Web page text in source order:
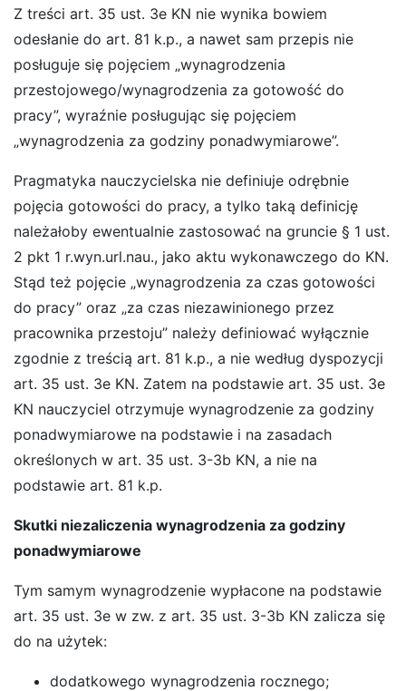
Z treści art. 35 ust. 3e KN nie wynika bowiem
odesłanie do art. 81 k.p., a nawet sam przepis nie
posługuje się pojęciem „wynagrodzenia
przestojowego/wynagrodzenia za gotowość do
pracy”, wyraźnie posługując się pojęciem
„wynagrodzenia za godziny ponadwymiarowe”.
Pragmatyka nauczycielska nie definiuje odrębnie
pojęcia gotowości do pracy, a tylko taką definicję
należałoby ewentualnie zastosować na gruncie § 1 ust.
2 pkt 1 r.wyn.url.nau., jako aktu wykonawczego do KN.
Stąd też pojęcie „wynagrodzenia za czas gotowości
do pracy” oraz „za czas niezawinionego przez
pracownika przestoju” należy definiować wyłącznie
zgodnie z treścią art. 81 k.p., a nie według dyspozycji
art. 35 ust. 3e KN. Zatem na podstawie art. 35 ust. 3e
KN nauczyciel otrzymuje wynagrodzenie za godziny
ponadwymiarowe na podstawie i na zasadach
określonych w art. 35 ust. 3-3b KN, a nie na
podstawie art. 81 k.p.
Skutki niezaliczenia wynagrodzenia za godziny
ponadwymiarowe
Tym samym wynagrodzenie wypłacone na podstawie
art. 35 ust. 3e w zw. z art. 35 ust. 3-3b KN zalicza się
do na użytek:
dodatkowego wynagrodzenia rocznego;